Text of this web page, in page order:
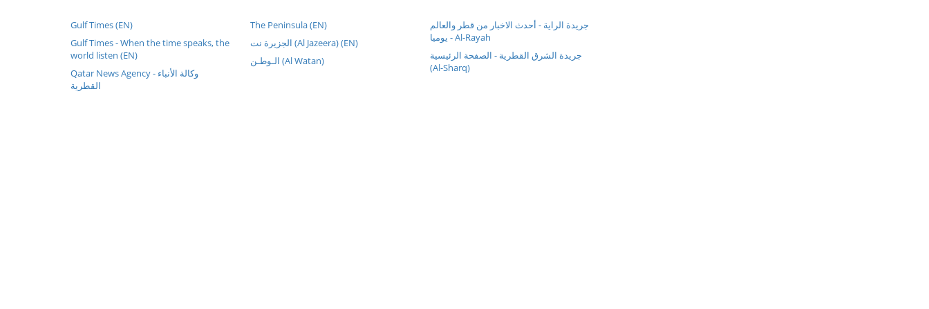
Gulf Times (EN)
Gulf Times - When the time speaks, the
world listen (EN)
Qatar News Agency - وكالة الأنباء
القطرية
The Peninsula (EN)
الجزيرة نت (Al Jazeera) (EN)
الـوطـن (Al Watan)
جريدة الراية - أحدث الاخبار من قطر والعالم
يوميا - Al-Rayah
جريدة الشرق القطرية - الصفحة الرئيسية
(Al-Sharq)